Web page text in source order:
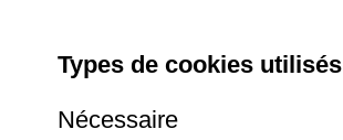
Types de cookies utilisés
Nécessaire